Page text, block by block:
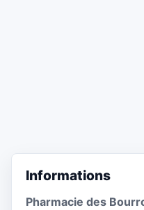
Informations
Pharmacie des